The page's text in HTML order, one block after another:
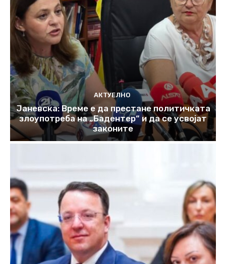
АКТУЕЛНО
Јаневска: Време е да престане политичката
злоупотреба на „Бадентер“ и да се усвојат
законите